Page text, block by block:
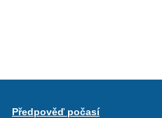
Předpověď počasí